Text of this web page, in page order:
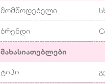
მომწოდებელი
ბრენდი
მახასიათებლები
ტიპი